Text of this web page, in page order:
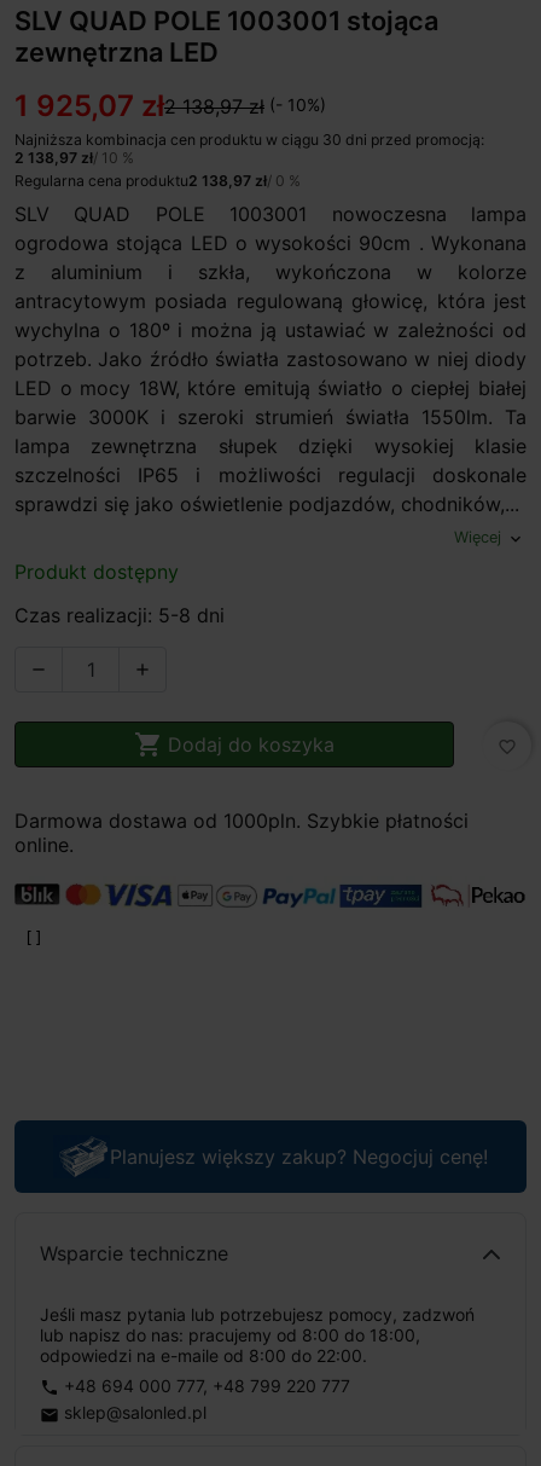
SLV QUAD POLE 1003001 stojąca
zewnętrzna LED
1 925,07 zł2 138,97 zł (- 10%)
Najniższa kombinacja cen produktu w ciągu 30 dni przed promocją:
2 138,97 zł/ 10 %
Regularna cena produktu2 138,97 zł/ 0 %
SLV QUAD POLE 1003001 nowoczesna lampa
ogrodowa stojąca LED o wysokości 90cm . Wykonana
z aluminium i szkła, wykończona w kolorze
antracytowym posiada regulowaną głowicę, która jest
wychylna o 180º i można ją ustawiać w zależności od
potrzeb. Jako źródło światła zastosowano w niej diody
LED o mocy 18W, które emitują światło o ciepłej białej
barwie 3000K i szeroki strumień światła 1550lm. Ta
lampa zewnętrzna słupek dzięki wysokiej klasie
szczelności IP65 i możliwości regulacji doskonale
sprawdzi się jako oświetlenie podjazdów, chodników,...
Więcej expand_more
Produkt dostępny
Czas realizacji: 5-8 dni
 
 Dodaj do koszyka favorite_border
Darmowa dostawa od 1000pln. Szybkie płatności
online.
Planujesz większy zakup? Negocjuj cenę!
Wsparcie techniczne
Jeśli masz pytania lub potrzebujesz pomocy, zadzwoń
lub napisz do nas: pracujemy od 8:00 do 18:00,
odpowiedzi na e-maile od 8:00 do 22:00.
phone +48 694 000 777, +48 799 220 777
email sklep@salonled.pl